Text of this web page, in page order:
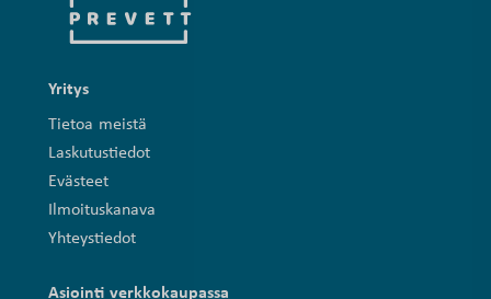
Yritys
Tietoa meistä
Laskutustiedot
Evästeet
Ilmoituskanava
Yhteystiedot
Asiointi verkkokaupassa